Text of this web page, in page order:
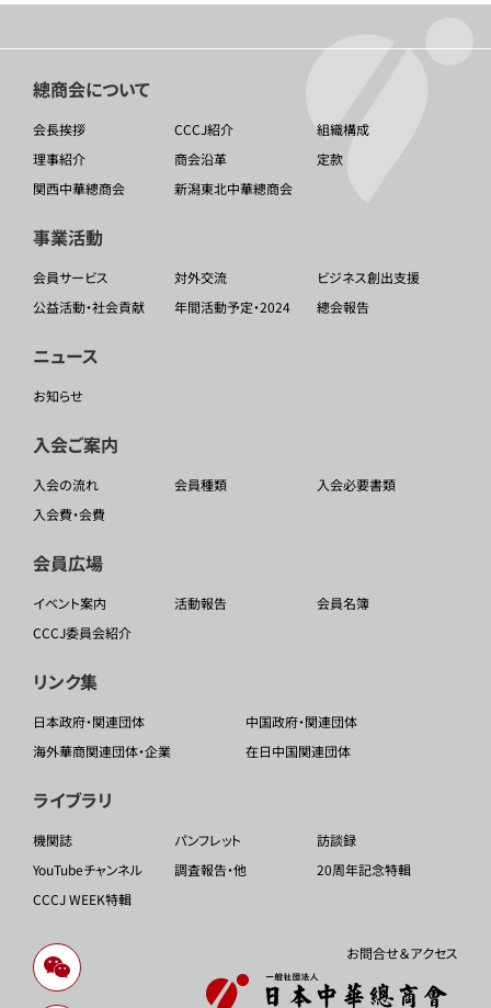
總商会について
会長挨拶 CCCJ紹介
組織構成
理事紹介
商会沿革
定款
関西中華總商会
新潟東北中華總商会
事業活動
会員サービス 対外交流
ビジネス創出支援
公益活動・社会貢献
年間活動予定・2024 總会報告
ニュース
お知らせ
入会ご案内
入会の流れ 会員種類
入会必要書類
入会費・会費
会員広場
イベント案内 活動報告
会員名簿
CCCJ委員会紹介
リンク集
日本政府・関連団体
中国政府・関連団体
海外華商関連団体・企業
在日中国関連団体
ライブラリ
機関誌 パンフレット
訪談録
YouTubeチャンネル
調査報告・他
20周年記念特輯
CCCJ WEEK特輯
お問合せ＆アクセス